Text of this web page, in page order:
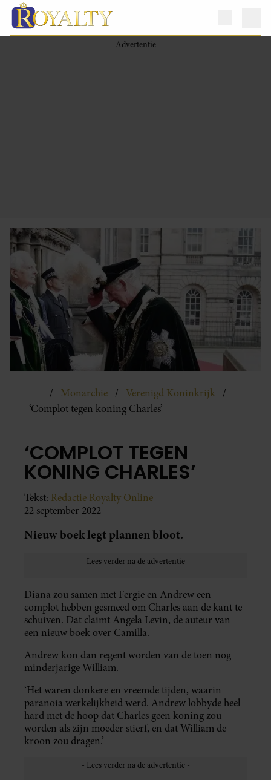
Monarchie
Verenigd Koninkrijk
‘Complot tegen koning Charles’
‘COMPLOT TEGEN
KONING CHARLES’
Tekst: Redactie Royalty Online
22 september 2022
Nieuw boek legt plannen bloot.
Diana zou samen met Fergie en Andrew een
complot hebben gesmeed om Charles aan de kant te
schuiven. Dat claimt Angela Levin, de auteur van
een nieuw boek over Camilla.
Andrew kon dan regent worden van de toen nog
minderjarige William.
‘Het waren donkere en vreemde tijden, waarin
paranoia werkelijkheid werd. Andrew lobbyde heel
hard met de hoop dat Charles geen koning zou
worden als zijn moeder stierf, en dat William de
kroon zou dragen.’